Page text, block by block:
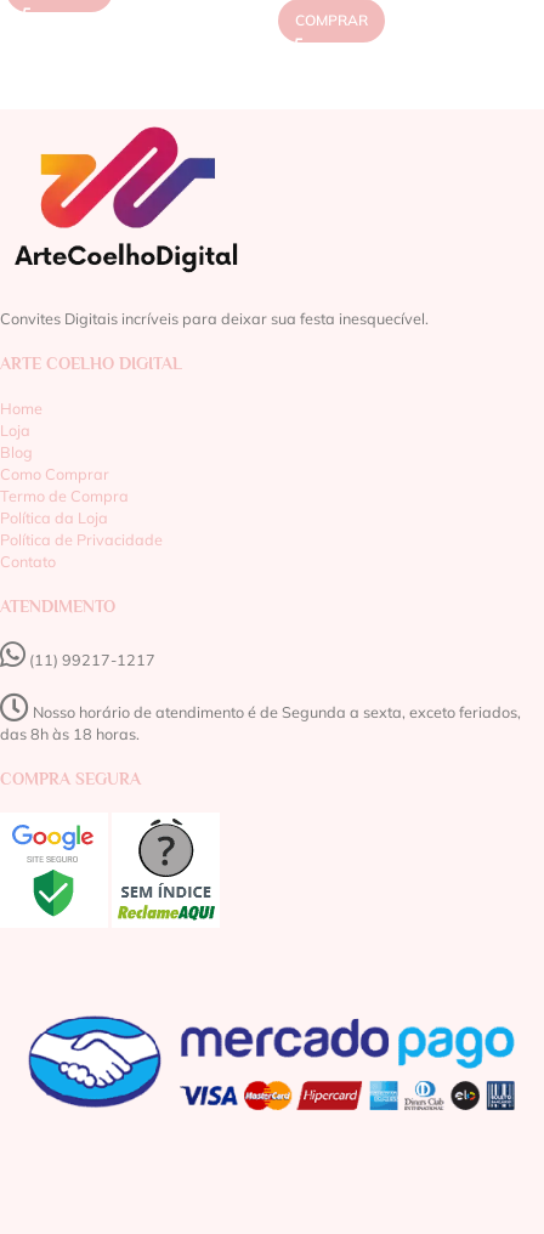
COMPRAR
Convites Digitais incríveis para deixar sua festa inesquecível.
ARTE COELHO DIGITAL
Home
Loja
Blog
Como Comprar
Termo de Compra
Política da Loja
Política de Privacidade
Contato
ATENDIMENTO
(11) 99217-1217‬
Nosso horário de atendimento é de Segunda a sexta, exceto feriados,
das 8h às 18 horas.
COMPRA SEGURA